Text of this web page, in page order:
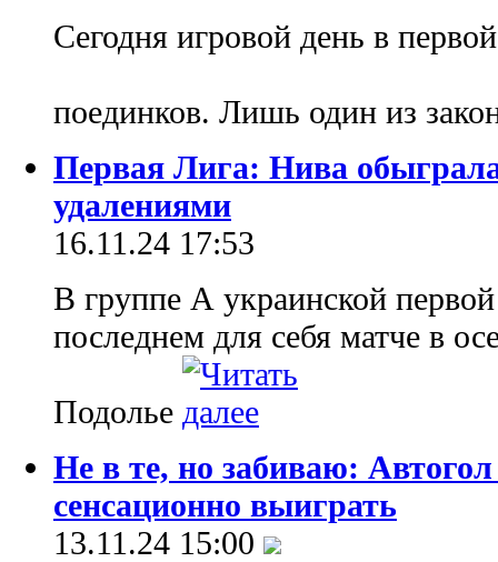
Сегодня игровой день в
поединков. Лишь один из
Первая Лига: Нива
удалениями
16.11.24 17:53
В группе А украинской
последнем для себя матче в
Подолье
Не в те, но забиваю:
сенсационно выиграть
13.11.24 15:00